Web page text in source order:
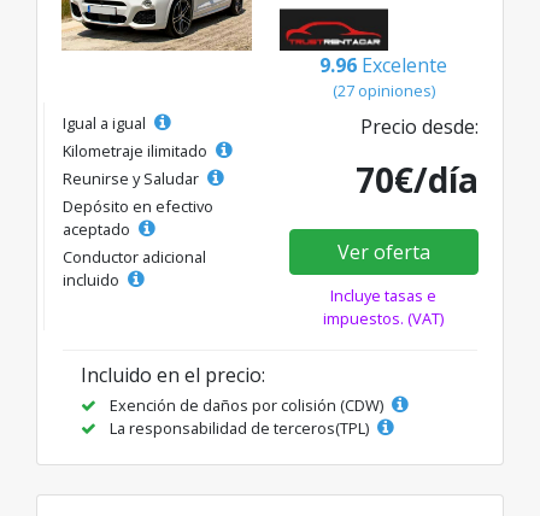
9.96 Excelente
(27 opiniones)
Igual a igual
Kilometraje ilimitado
Reunirse y Saludar
Depósito en efectivo
aceptado
Conductor adicional
incluido
Precio desde:
70€/día
Ver oferta
Incluye tasas e
impuestos. (VAT)
Incluido en el precio:
Exención de daños por colisión (CDW)
La responsabilidad de terceros(TPL)